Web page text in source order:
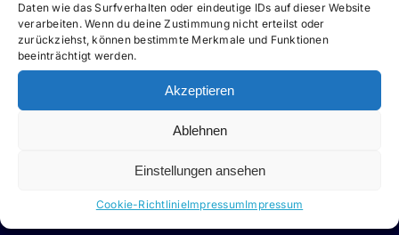
Daten wie das Surfverhalten oder eindeutige IDs auf dieser Website
verarbeiten. Wenn du deine Zustimmung nicht erteilst oder
zurückziehst, können bestimmte Merkmale und Funktionen
beeinträchtigt werden.
Akzeptieren
Ablehnen
Einstellungen ansehen
Cookie-RichtlinieImpressumImpressum
Allgemeines Postfach des RaBe
Wenn Sie das untenstehende
Kontaktformular benutzen, leiten wir Ihre
E-Mail an die zuständige Person weiter.